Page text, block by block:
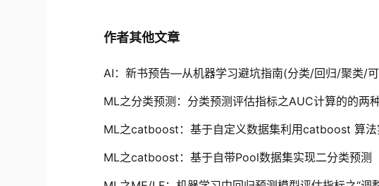
作者其他文章
ML之分类预测：分类预测评估指标之AUC计算的的两
ML之catboost：基于自定义数据集利用catboost 算
ML之catboost：基于自带Pool数据集实现二分类预测